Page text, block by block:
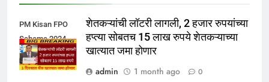
PM Kisan FPO
Scheme 2024
शेतकऱ्यांची लॉटरी लागली, 2 हजार रुपयांच्या
हप्त्या सोबतच 15 लाख रुपये शेतकऱ्याच्या
खात्यात जमा होणार
admin
1 month ago 0